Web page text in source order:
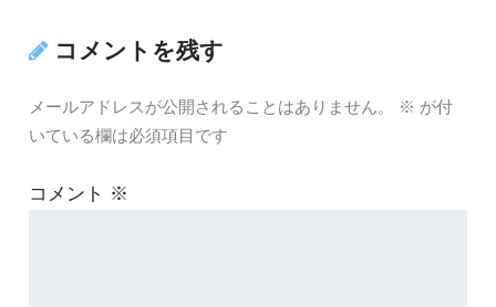
コメントを残す
メールアドレスが公開されることはありません。 ※ が付
いている欄は必須項目です
コメント ※